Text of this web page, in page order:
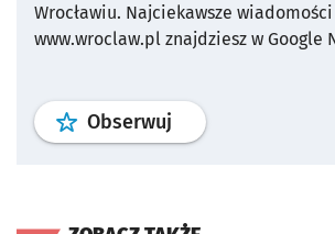
Wrocławiu. Najciekawsze wiadomości
www.wroclaw.pl znajdziesz w Google
Obserwuj profil